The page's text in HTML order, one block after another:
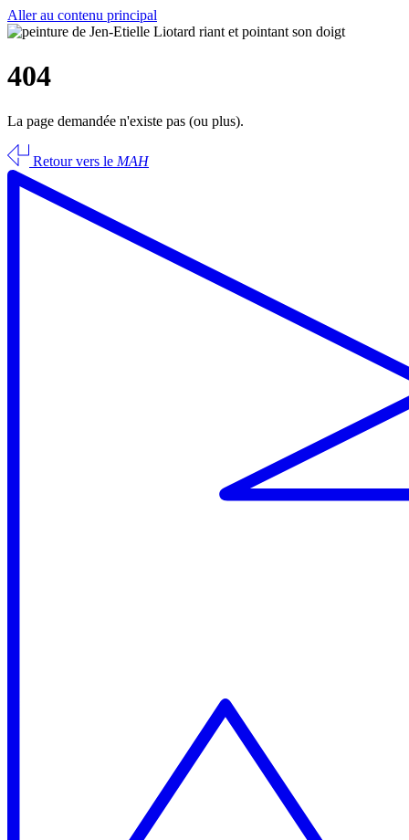
Aller au contenu principal
404
La page demandée n'existe pas (ou plus).
Retour vers le MAH